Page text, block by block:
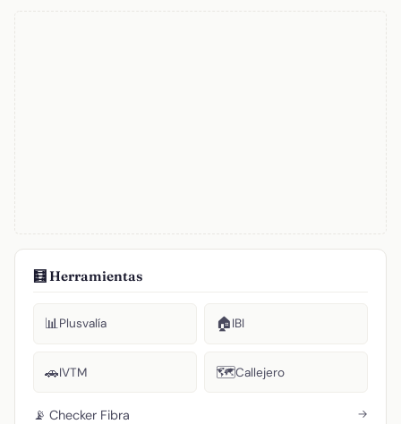
🧮 Herramientas
📊Plusvalía 🏠IBI
🚗IVTM 🗺️Callejero
📡 Checker Fibra →